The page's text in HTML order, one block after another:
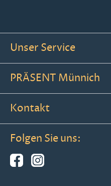
Unser Service
PRÄSENT Münnich
Kontakt
Folgen Sie uns: